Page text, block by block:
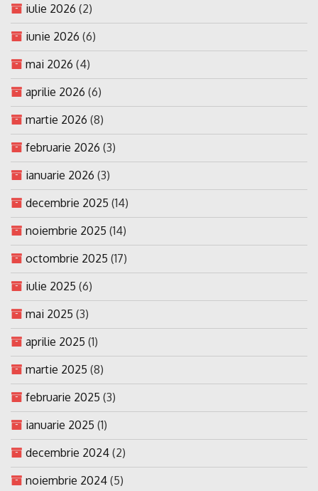
iulie 2026 (2)
iunie 2026 (6)
mai 2026 (4)
aprilie 2026 (6)
martie 2026 (8)
februarie 2026 (3)
ianuarie 2026 (3)
decembrie 2025 (14)
noiembrie 2025 (14)
octombrie 2025 (17)
iulie 2025 (6)
mai 2025 (3)
aprilie 2025 (1)
martie 2025 (8)
februarie 2025 (3)
ianuarie 2025 (1)
decembrie 2024 (2)
noiembrie 2024 (5)